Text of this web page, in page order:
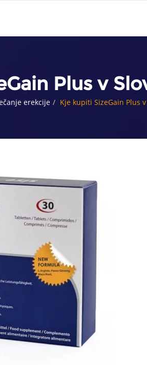
Plus v
erekcije Kje kupiti SizeGain Plus